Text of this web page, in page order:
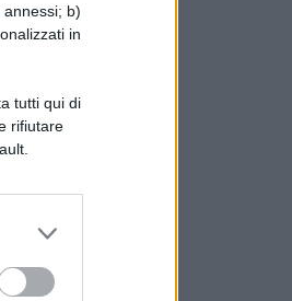
b)
in
tutti qui di
rifiutare